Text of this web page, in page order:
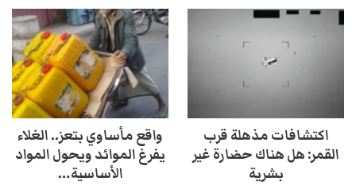
اكتشافات مذهلة قرب
القمر: هل هناك حضارة غير
بشرية
واقع مأساوي بتعز.. الغلاء
يفرغ الموائد ويحول المواد
الأساسية…